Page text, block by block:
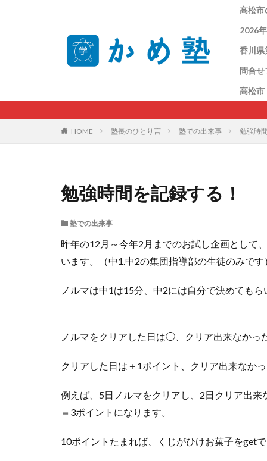
高松市
2026
香川県
問合
高松
HOME 塾長のひとり言 塾での出来事 勉強時
勉強時間を記録する！
塾での出来事
昨年の12月～今年2月までのお試し企画として
います。（中1.中2の集団指導部の生徒のみです
ノルマは中1は15分、中2には自分で決めても
ノルマをクリアした日は◯、クリア出来なか
クリアした日は＋1ポイント、クリア出来なか
例えば、5日ノルマをクリアし、2日クリア出
＝3ポイントになります。
10ポイントたまれば、くじがひけお菓子をget